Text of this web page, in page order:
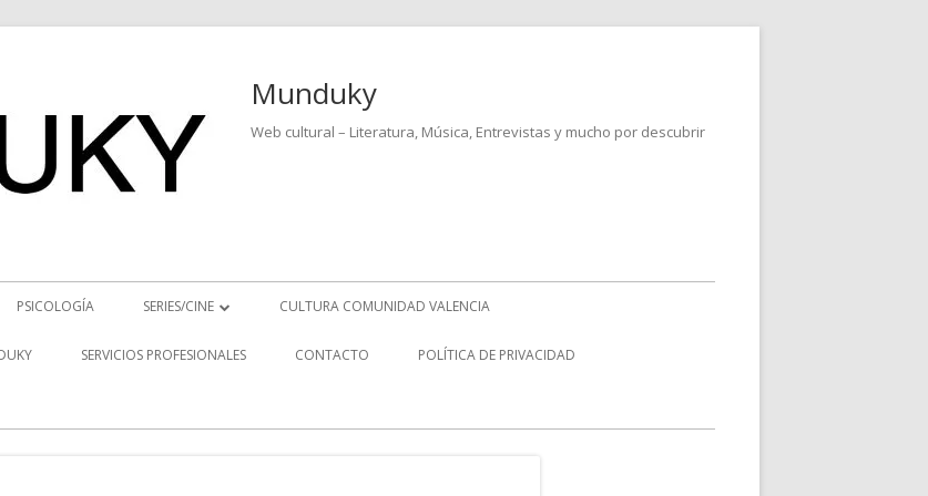
Munduky
Web cultural – Literatura, Música, Entrevistas y mucho por descubrir
PSICOLOGÍA SERIES/CINE
SERIES
CULTURA COMUNIDAD VALENCIA
SERVICIOS PROFESIONALES CONTACTO POLÍTICA DE PRIVACIDAD